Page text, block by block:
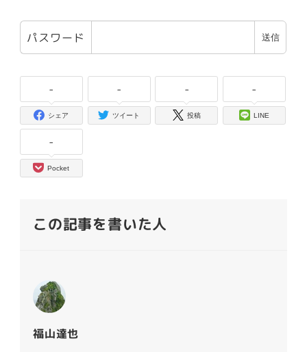
パスワード
-
シェア
-
ツイート
-
投稿
-
LINE
-
Pocket
この記事を書いた人
福山達也